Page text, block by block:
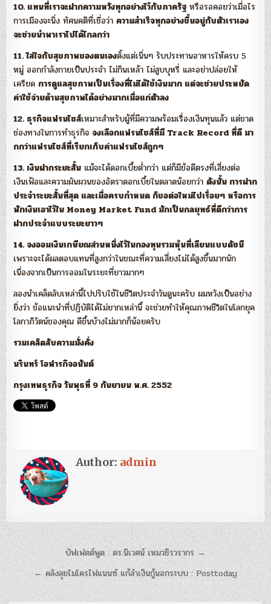
10. แทนที่เราจะฝากความหวังทุกอย่างไว้กับภาครัฐ หรือรอคอยว่าเมื่อไร
การเมืองจะนิ่ง ทัศนคติที่เชื่อว่า ความสำเร็จทุกอย่างขึ้นอยู่กับตัวเราเอง
จะช่วยนำพาเราไปได้ไกลกว่า
11. ใส่ใจกับสุขภาพของตนเองตั้งแต่เนิ่นๆ รับประทานอาหารให้ครบ 5
หมู่ ออกกำลังกายเป็นประจำ ไม่กินเหล้า ไม่สูบบุหรี่ และอย่าปล่อยให้
เครียด การดูแลสุขภาพเป็นเรื่องที่ไม่ได้ใช้เงินมาก แต่จะช่วยประหยัด
ค่าใช้จ่ายด้านสุขภาพได้อย่างมากเมื่อแก่ตัวลง
12. ธุรกิจแฟรนไชส์เหมาะสำหรับผู้ที่มีความพร้อมเรื่องเงินทุนแล้ว แต่ขาด
ช่องทางในการทำธุรกิจ จงเลือกแฟรนไชส์ที่มี Track Record ที่ดี มา
กกว่าแฟรนไชส์ที่เรียกเก็บค่าแฟรนไชส์ถูกๆ
13. เงินฝากระยะสั้น แม้จะได้ดอกเบี้ยต่ำกว่า แต่ก็มีข้อดีตรงที่เสี่ยงต่อ
เงินเฟ้อและความผันผวนของอัตราดอกเบี้ยในตลาดน้อยกว่า ดังนั้น การฝาก
ประจำระยะสั้นที่สุด และเมื่อครบกำหนด ก็ขอต่อใหม่ไปเรื่อยๆ หรือการ
พักเงินเอาไว้ใน Money Market Fund มักเป็นกลยุทธ์ที่ดีกว่าการ
ฝากประจำแบบระยะยาวๆ
14. จงออมเงินเกษียณส่วนหนึ่งไว้ในกองทุนรวมหุ้นที่เลียนแบบดัชนี
เพราะจะได้ผลตอบแทนที่สูงกว่าในขณะที่ความเสี่ยงไม่ได้สูงขึ้นมากนัก
เนื่องจากเป็นการออมในระยะที่ยาวมากๆ
ลองนำเคล็ดลับเหล่านี้ไปปรับใช้ในชีวิตประจำวันดูนะครับ ผมหวังเป็นอย่าง
ยิ่งว่า ข้อแนะนำที่ปฏิบัติได้ไม่ยากเหล่านี้ จะช่วยทำให้คุณภาพชีวิตในโลกยุค
โลกาภิวัตน์ของคุณ ดีขึ้นบ้างไม่มากก็น้อยครับ
รวมเคล็ดลับความมั่งคั่ง
นรินทร์ โอฬารกิจอนันต์
กรุงเทพธุรกิจ วันพุธที่ 9 กันยายน พ.ศ. 2552
Author: admin
แนะแนว
เรื่อง
บัฟเฟตต์พูด : ดร.นิเวศน์ เหมวชิรวรากร →
← คลังลุยไมโครไฟแนนซ์ แก้ลำเงินกู้นอกระบบ : Posttoday